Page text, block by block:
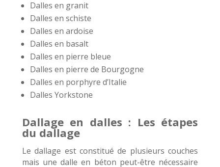
Dalles en granit
Dalles en schiste
Dalles en ardoise
Dalles en basalt
Dalles en pierre bleue
Dalles en pierre de Bourgogne
Dalles en porphyre d’Italie
Dalles Yorkstone
Dallage en dalles : Les étapes
du dallage
Le dallage est constitué de plusieurs couches
mais une dalle en béton peut-être nécessaire